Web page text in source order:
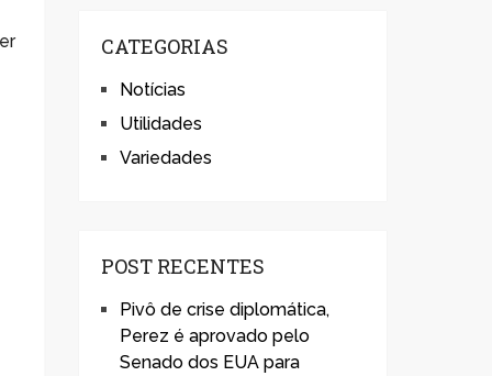
CATEGORIAS
Notícias
Utilidades
Variedades
POST RECENTES
Pivô de crise diplomática,
Perez é aprovado pelo
Senado dos EUA para